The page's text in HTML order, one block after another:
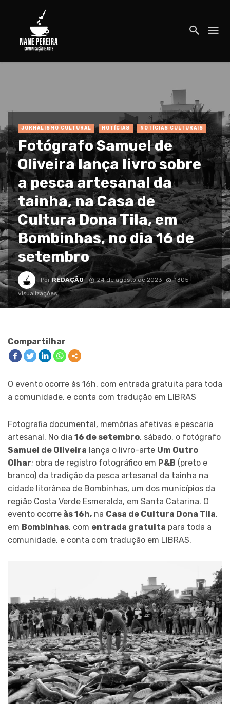
JORNALISMO CULTURAL NOTÍCIAS NOTÍCIAS CULTURAIS
Fotógrafo Samuel de
Oliveira lança livro sobre
a pesca artesanal da
tainha, na Casa de
Cultura Dona Tila, em
Bombinhas, no dia 16 de
setembro
PorREDAÇÃO 24 de agosto de 2023
1305
visualizações
Compartilhar
O evento ocorre às 16h, com entrada gratuita para toda
a comunidade, e conta com tradução em LIBRAS
Fotografia documental, memórias afetivas e pescaria
artesanal. No dia 16 de setembro, sábado, o fotógrafo
Samuel de Oliveira lança o livro-arte Um Outro
Olhar; obra de registro fotográfico em P&B (preto e
branco) da tradição da pesca artesanal da tainha na
cidade litorânea de Bombinhas, um dos municípios da
região Costa Verde Esmeralda, em Santa Catarina. O
evento ocorre às 16h, na Casa de Cultura Dona Tila,
em Bombinhas, com entrada gratuita para toda a
comunidade, e conta com tradução em LIBRAS.